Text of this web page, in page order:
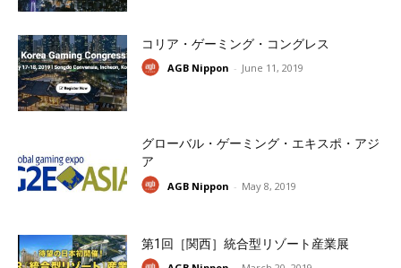
コリア・ゲーミング・コングレス
AGB Nippon - June 11, 2019
グローバル・ゲーミング・エキスポ・アジ
ア
AGB Nippon - May 8, 2019
第1回［関西］統合型リゾート産業展